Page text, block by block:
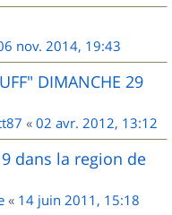
nov. 2014, 19:43
DIMANCHE 29
« 02 avr. 2012, 13:12
dans la region de
« 14 juin 2011, 15:18